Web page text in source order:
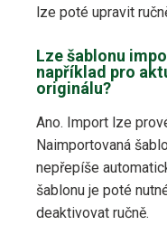
lze poté upravit
Lze šablonu
například pro
originálu?
Ano. Import lze
Naimportovaná
nepřepíše
šablonu je poté
deaktivovat ručně.